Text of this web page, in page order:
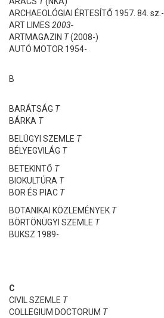
ARCHAEOLÓGIAI ÉRTESÍTŐ 1957. 84. sz.-
ART LIMES 2003-
ARTMAGAZIN T(2008-)
AUTÓ MOTOR 1954-
B
BARÁTSÁG T
BÁRKA T
BELÜGYI SZEMLE T
BÉLYEGVILÁG T
BETEKINTŐ T
BIOKULTÚRA T
BOR ÉS PIAC T
BOTANIKAI KÖZLEMÉNYEK T
BÖRTÖNÜGYI SZEMLE T
BUKSZ 1989-
C
CIVIL SZEMLE T
COLLEGIUM DOCTORUM T